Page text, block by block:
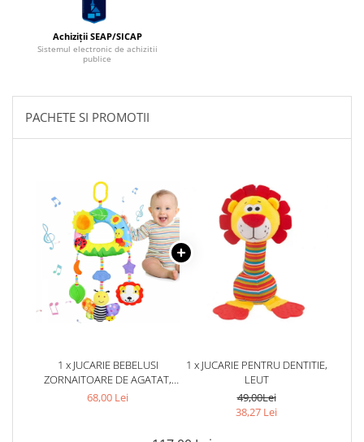
Achiziții SEAP/SICAP
Sistemul electronic de achizitii
publice
PACHETE SI PROMOTII
1 x JUCARIE BEBELUSI
ZORNAITOARE DE AGATAT,
ALBINUTA
68,00 Lei
1 x JUCARIE PENTRU DENTITIE,
LEUT
49,00Lei
38,27 Lei